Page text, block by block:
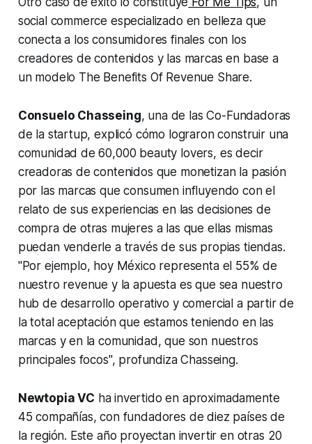
social commerce especializado en belleza que
conecta a los consumidores finales con los
creadores de contenidos y las marcas en base a
un modelo The Benefits Of Revenue Share.
Consuelo Chasseing, una de las Co-Fundadoras
de la startup, explicó cómo lograron construir una
comunidad de 60,000 beauty lovers, es decir
creadoras de contenidos que monetizan la pasión
por las marcas que consumen influyendo con el
relato de sus experiencias en las decisiones de
compra de otras mujeres a las que ellas mismas
puedan venderle a través de sus propias tiendas.
"Por ejemplo, hoy México representa el 55% de
nuestro revenue y la apuesta es que sea nuestro
hub de desarrollo operativo y comercial a partir de
la total aceptación que estamos teniendo en las
marcas y en la comunidad, que son nuestros
principales focos", profundiza Chasseing.
Newtopia VC ha invertido en aproximadamente
45 compañías, con fundadores de diez países de
la región. Este año proyectan invertir en otras 20